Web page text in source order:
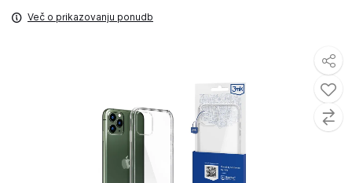
Več o prikazovanju ponudb